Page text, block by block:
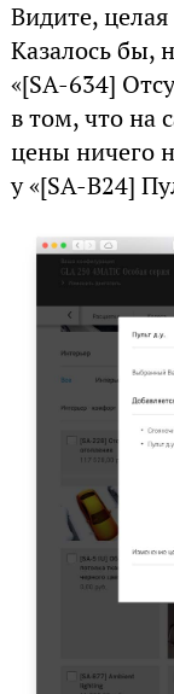
Видите,
Казалось бы,
«[SA-634]
в том, что на
цены ничего
у «[SA-B24]